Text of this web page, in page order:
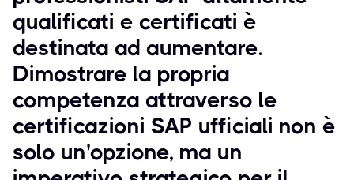
qualificati e certificati è
destinata ad aumentare.
Dimostrare la propria
competenza attraverso le
certificazioni SAP ufficiali non è
solo un'opzione, ma un